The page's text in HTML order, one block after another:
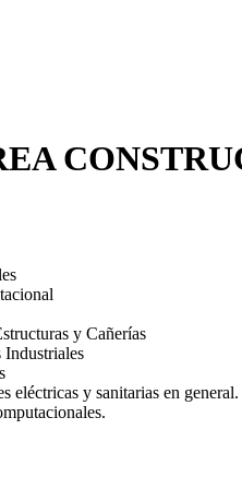
y Cañerías
Industriales
eléctricas y sanitarias en general.